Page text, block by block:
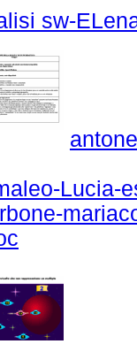
sw-
Lucia-